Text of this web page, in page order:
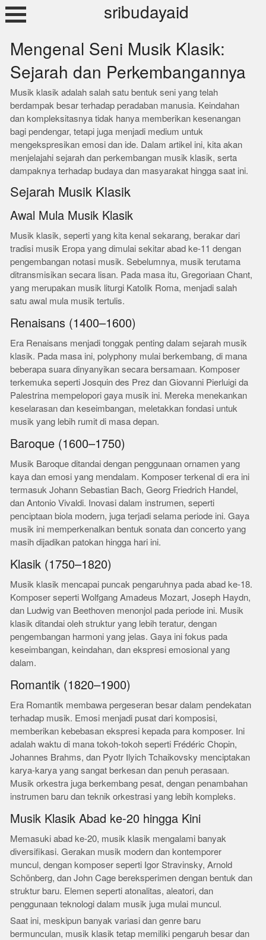
Skip
to
sribudayaid
Mengenal Seni Musik Klasik:
Sejarah dan Perkembangannya
Musik klasik adalah salah satu bentuk seni yang telah
berdampak besar terhadap peradaban manusia. Keindahan
dan kompleksitasnya tidak hanya memberikan kesenangan
bagi pendengar, tetapi juga menjadi medium untuk
mengekspresikan emosi dan ide. Dalam artikel ini, kita akan
menjelajahi sejarah dan perkembangan musik klasik, serta
dampaknya terhadap budaya dan masyarakat hingga saat ini.
Sejarah Musik Klasik
Awal Mula Musik Klasik
Musik klasik, seperti yang kita kenal sekarang, berakar dari
tradisi musik Eropa yang dimulai sekitar abad ke-11 dengan
pengembangan notasi musik. Sebelumnya, musik terutama
ditransmisikan secara lisan. Pada masa itu, Gregoriaan Chant,
yang merupakan musik liturgi Katolik Roma, menjadi salah
satu awal mula musik tertulis.
Renaisans (1400–1600)
Era Renaisans menjadi tonggak penting dalam sejarah musik
klasik. Pada masa ini, polyphony mulai berkembang, di mana
beberapa suara dinyanyikan secara bersamaan. Komposer
terkemuka seperti Josquin des Prez dan Giovanni Pierluigi da
Palestrina mempelopori gaya musik ini. Mereka menekankan
keselarasan dan keseimbangan, meletakkan fondasi untuk
musik yang lebih rumit di masa depan.
Baroque (1600–1750)
Musik Baroque ditandai dengan penggunaan ornamen yang
kaya dan emosi yang mendalam. Komposer terkenal di era ini
termasuk Johann Sebastian Bach, Georg Friedrich Handel,
dan Antonio Vivaldi. Inovasi dalam instrumen, seperti
penciptaan biola modern, juga terjadi selama periode ini. Gaya
musik ini memperkenalkan bentuk sonata dan concerto yang
masih dijadikan patokan hingga hari ini.
Klasik (1750–1820)
Musik klasik mencapai puncak pengaruhnya pada abad ke-18.
Komposer seperti Wolfgang Amadeus Mozart, Joseph Haydn,
dan Ludwig van Beethoven menonjol pada periode ini. Musik
klasik ditandai oleh struktur yang lebih teratur, dengan
pengembangan harmoni yang jelas. Gaya ini fokus pada
keseimbangan, keindahan, dan ekspresi emosional yang
dalam.
Romantik (1820–1900)
Era Romantik membawa pergeseran besar dalam pendekatan
terhadap musik. Emosi menjadi pusat dari komposisi,
memberikan kebebasan ekspresi kepada para komposer. Ini
adalah waktu di mana tokoh-tokoh seperti Frédéric Chopin,
Johannes Brahms, dan Pyotr Ilyich Tchaikovsky menciptakan
karya-karya yang sangat berkesan dan penuh perasaan.
Musik orkestra juga berkembang pesat, dengan penambahan
instrumen baru dan teknik orkestrasi yang lebih kompleks.
Musik Klasik Abad ke-20 hingga Kini
Memasuki abad ke-20, musik klasik mengalami banyak
diversifikasi. Gerakan musik modern dan kontemporer
muncul, dengan komposer seperti Igor Stravinsky, Arnold
Schönberg, dan John Cage bereksperimen dengan bentuk dan
struktur baru. Elemen seperti atonalitas, aleatori, dan
penggunaan teknologi dalam musik juga mulai muncul.
Saat ini, meskipun banyak variasi dan genre baru
bermunculan, musik klasik tetap memiliki pengaruh besar dan